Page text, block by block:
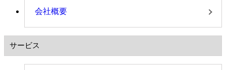
会社概要
サービス